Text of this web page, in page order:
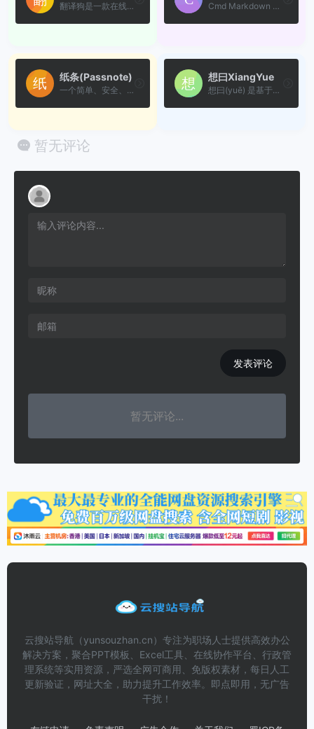
翻译狗是一款在线文档翻译平... Cmd Markdown 是一款专为记录...
纸条(Passnote)
一个简单、安全、临时的信息...
想曰XiangYue
想曰(yuē) 是基于现代加密技...
暂无评论
发表评论
暂无评论...
云搜站导航（yunsouzhan.cn）专注为职场人士提供高效办公
解决方案，聚合PPT模板、Excel工具、在线协作平台、行政管
理系统等实用资源，严选全网可商用、免版权素材，每日人工
更新验证，网址大全，助力提升工作效率。即点即用，无广告
干扰！